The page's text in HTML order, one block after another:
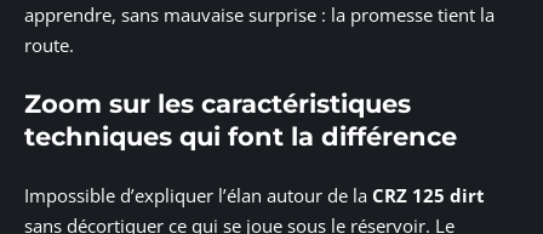
apprendre, sans mauvaise surprise : la promesse tient la
route.
Zoom sur les caractéristiques
techniques qui font la différence
Impossible d’expliquer l’élan autour de la CRZ 125 dirt
sans décortiquer ce qui se joue sous le réservoir. Le